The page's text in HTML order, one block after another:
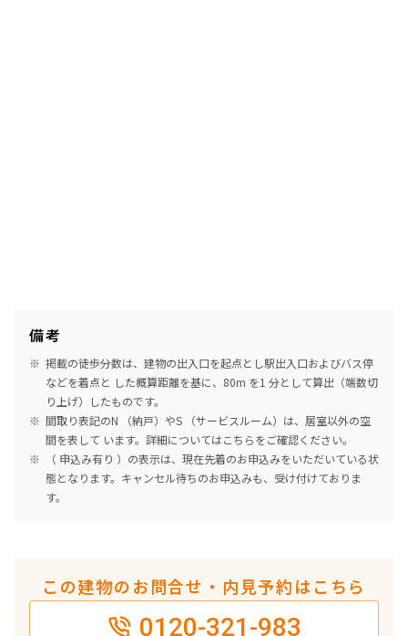
備考
掲載の徒歩分数は、建物の出入口を起点とし駅出入口およびバス停
などを着点と した概算距離を基に、80m を1 分として算出（端数切
り上げ）したものです。
間取り表記のN （納戸）やS （サービスルーム）は、居室以外の空
間を表して います。詳細についてはこちらをご確認ください。
（ 申込み有り ）の表示は、現在先着のお申込みをいただいている状
態となります。キャンセル待ちのお申込みも、受け付けておりま
す。
この建物のお問合せ・内見予約はこちら
0120-321-983